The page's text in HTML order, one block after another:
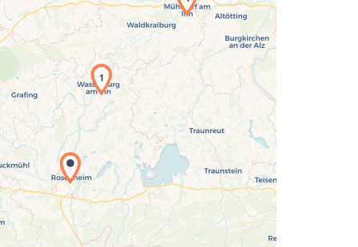
Laden der Karte...
1